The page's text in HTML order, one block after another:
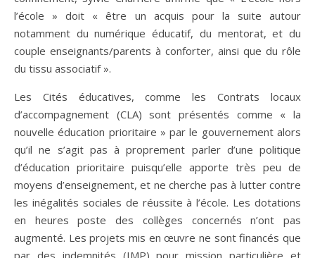
l’école » doit « être un acquis pour la suite autour
notamment du numérique éducatif, du mentorat, et du
couple enseignants/parents à conforter, ainsi que du rôle
du tissu associatif ».
Les Cités éducatives, comme les Contrats locaux
d’accompagnement (CLA) sont présentés comme « la
nouvelle éducation prioritaire » par le gouvernement alors
qu’il ne s’agit pas à proprement parler d’une politique
d’éducation prioritaire puisqu’elle apporte très peu de
moyens d’enseignement, et ne cherche pas à lutter contre
les inégalités sociales de réussite à l’école. Les dotations
en heures poste des collèges concernés n’ont pas
augmenté. Les projets mis en œuvre ne sont financés que
par des indemnités (IMP) pour mission particulière et